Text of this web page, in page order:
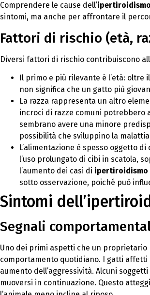
Comprendere le cause dell’
sintomi, ma anche per affrontare il
Fattori di rischio (età,
Diversi fattori di rischio contribuiscono
Il primo e più rilevante è l’età:
non significa che un gatto più
La razza rappresenta un altro
incroci di razze comuni potrebbero
sembrano avere una minore
possibilità che sviluppino la
L’alimentazione è spesso oggetto
l’uso prolungato di cibi in scatola,
l’aumento dei casi di
sotto osservazione, poiché può
Sintomi
Segnali
Uno dei primi aspetti che un proprietario
comportamento quotidiano. I gatti affetti
aumento dell’aggressività. Alcuni
muoversi in continuazione. Questo